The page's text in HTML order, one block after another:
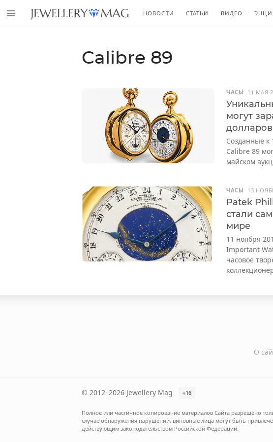
НОВОСТИ СТАТЬИ ВИДЕО
Calibre 89
ЧАСЫ 11 МАЯ
могут
долларов
Созданные к
Calibre 89
майском
ЧАСЫ 13
Patek
стали
мире
11 ноября
Important
часовое
О
© 2012–2026 Jewellery Mag +16
Полное или частичное копирование материалов Сайта разрешено
случае обнаружения нарушений, виновные лица могут быть
действующим законодательством Российской Федерации.